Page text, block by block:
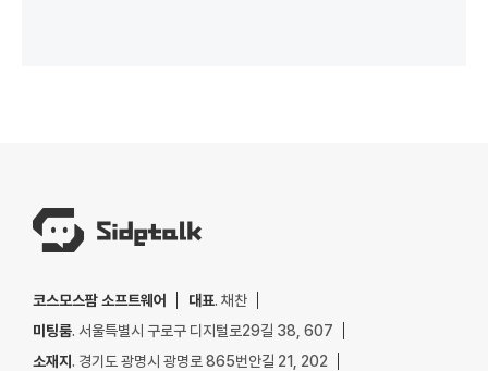
코스모스팜 소프트웨어 대표. 채찬
미팅룸. 서울특별시 구로구 디지털로29길 38, 607
소재지. 경기도 광명시 광명로 865번안길 21, 202